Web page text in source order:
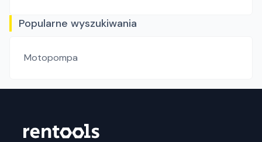
Popularne wyszukiwania
Motopompa